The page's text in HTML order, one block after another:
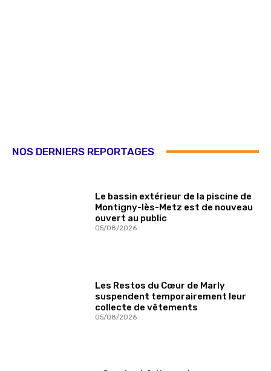
NOS DERNIERS REPORTAGES
Le bassin extérieur de la piscine de
Montigny-lès-Metz est de nouveau
ouvert au public
05/08/2026
Les Restos du Cœur de Marly
suspendent temporairement leur
collecte de vêtements
05/08/2026